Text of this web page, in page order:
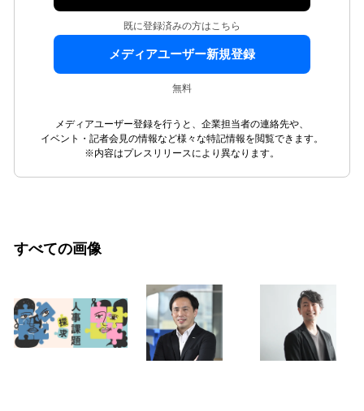
既に登録済みの方はこちら
メディアユーザー新規登録
無料
メディアユーザー登録を行うと、企業担当者の連絡先や、
イベント・記者会見の情報など様々な特記情報を閲覧できます。
※内容はプレスリリースにより異なります。
すべての画像